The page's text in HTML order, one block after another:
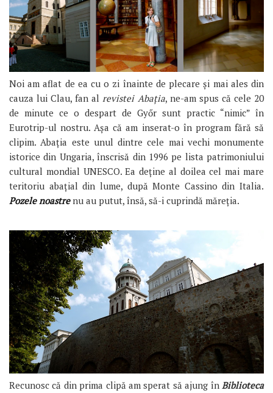
Noi am aflat de ea cu o zi înainte de plecare și mai ales din
cauza lui Clau, fan alrevistei Abația, ne-am spus că cele 20
de minute ce o despart de Győr sunt practic “nimic” în
Eurotrip-ul nostru. Așa că am inserat-o în program fără să
clipim. Abația este unul dintre cele mai vechi monumente
istorice din Ungaria, înscrisă din 1996 pe lista patrimoniului
cultural mondial UNESCO. Ea deține al doilea cel mai mare
teritoriu abațial din lume, după Monte Cassino din Italia.
Pozele noastrenu au putut, însă, să-i cuprindă măreția.
Recunosc că din prima clipă am sperat să ajung în Biblioteca